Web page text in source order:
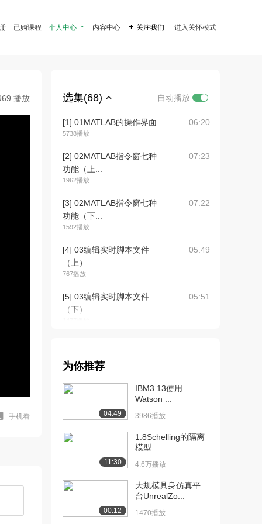
已购课程 个人中心  内容中心  关注我们 进入关怀模式
播放
手机看
选集(68) 自动播放
[1] 01MATLAB的操作界面
5738播放
06:20
[2] 02MATLAB指令窗七种
功能（上...
1962播放
07:23
[3] 02MATLAB指令窗七种
功能（下...
1592播放
07:22
[4] 03编辑实时脚本文件
（上）
767播放
05:49
[5] 03编辑实时脚本文件
（下）
05:51
1002播放
[8] 05列阵、数据网格、基
1060播放
[9] 05列阵、数据网格、基
元列阵及结构...
1441播放
[10] 06数据存储与显示
1495播放
为你推荐
04:49
IBM3.13使用
Watson ...
3986播放
11:30
1.8Schelling的隔离
模型
4.6万播放
00:12
大规模具身仿真平
台UnrealZo...
1470播放